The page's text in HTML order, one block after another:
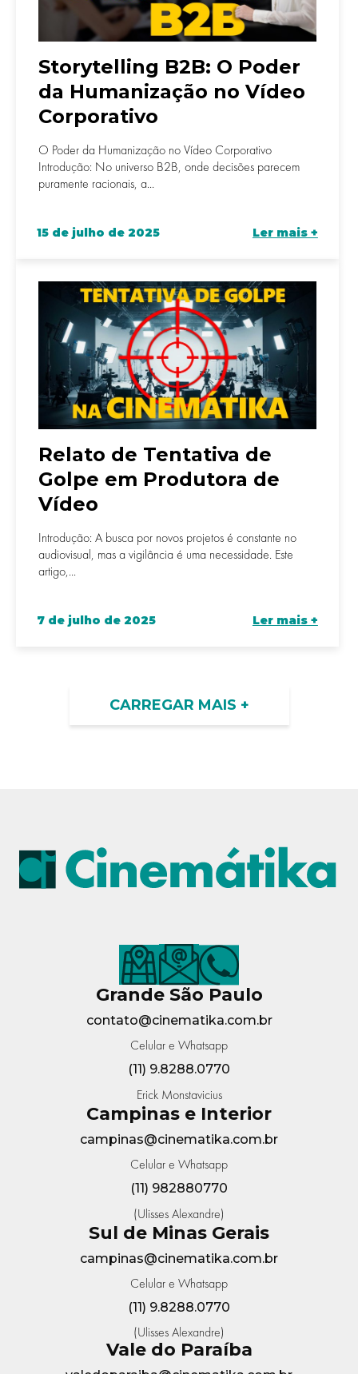
Storytelling B2B: O Poder
da Humanização no Vídeo
Corporativo
O Poder da Humanização no Vídeo Corporativo
Introdução: No universo B2B, onde decisões parecem
puramente racionais, a...
15 de julho de 2025 Ler mais +
Relato de Tentativa de
Golpe em Produtora de
Vídeo
Introdução: A busca por novos projetos é constante no
audiovisual, mas a vigilância é uma necessidade. Este
artigo,...
7 de julho de 2025 Ler mais +
CARREGAR MAIS +
Grande São Paulo
contato@cinematika.com.br
Celular e Whatsapp
(11) 9.8288.0770
Erick Monstavicius
Campinas e Interior
campinas@cinematika.com.br
Celular e Whatsapp
(11) 982880770
(Ulisses Alexandre)
Sul de Minas Gerais
campinas@cinematika.com.br
Celular e Whatsapp
(11) 9.8288.0770
(Ulisses Alexandre)
Vale do Paraíba